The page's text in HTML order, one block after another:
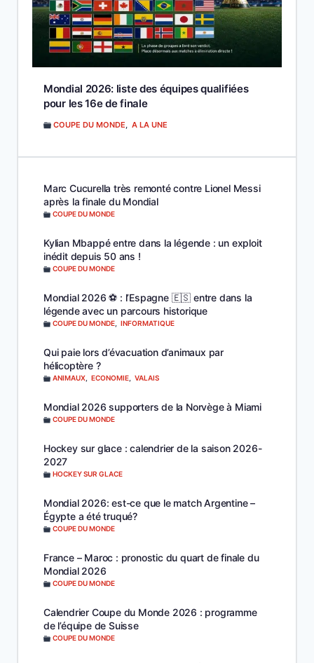
Mondial 2026: liste des équipes qualifiées
pour les 16e de finale
COUPE DU MONDE, A LA UNE
Marc Cucurella très remonté contre Lionel Messi
après la finale du Mondial
COUPE DU MONDE
Kylian Mbappé entre dans la légende : un exploit
inédit depuis 50 ans !
COUPE DU MONDE
Mondial 2026 ⚽️ : l’Espagne 🇪🇸 entre dans la
légende avec un parcours historique
COUPE DU MONDE INFORMATIQUE
Qui paie lors d’évacuation d’animaux par
hélicoptère ?
ANIMAUX ECONOMIE VALAIS
Mondial 2026 supporters de la Norvège à Miami
COUPE DU MONDE
Hockey sur glace : calendrier de la saison 2026-
2027
HOCKEY SUR GLACE
Mondial 2026: est-ce que le match Argentine –
Égypte a été truqué?
COUPE DU MONDE
France – Maroc : pronostic du quart de finale du
Mondial 2026
COUPE DU MONDE
Calendrier Coupe du Monde 2026 : programme
de l’équipe de Suisse
COUPE DU MONDE